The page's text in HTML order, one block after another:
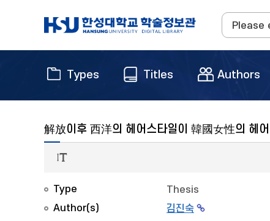
Types Titles Authors
解放이후 西洋의 헤어스타일이 韓國女性의 헤
Type
Thesis
Author(s)
김진숙